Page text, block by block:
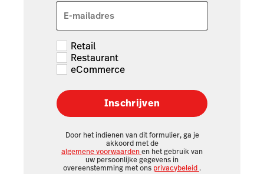
E-mailadres
Retail
Restaurant
eCommerce
Inschrijven
Door het indienen van dit formulier, ga je
akkoord met de
algemene voorwaardenen het gebruik van
uw persoonlijke gegevens in
overeenstemming met ons privacybeleid .